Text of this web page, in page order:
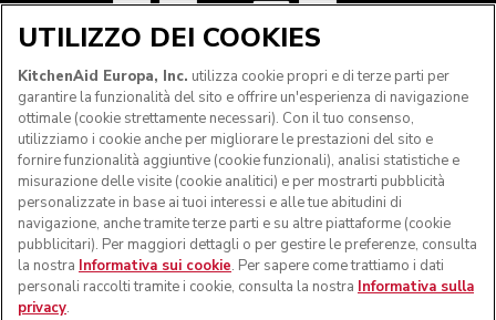
SEGUICI
UTILIZZO DEI COOKIES
KitchenAid Europa, Inc. utilizza cookie propri e di terze parti per
garantire la funzionalità del sito e offrire un'esperienza di navigazione
ottimale (cookie strettamente necessari). Con il tuo consenso,
utilizziamo i cookie anche per migliorare le prestazioni del sito e
fornire funzionalità aggiuntive (cookie funzionali), analisi statistiche e
misurazione delle visite (cookie analitici) e per mostrarti pubblicità
personalizzate in base ai tuoi interessi e alle tue abitudini di
navigazione, anche tramite terze parti e su altre piattaforme (cookie
pubblicitari). Per maggiori dettagli o per gestire le preferenze, consulta
la nostra Informativa sui cookie. Per sapere come trattiamo i dati
personali raccolti tramite i cookie, consulta la nostra Informativa sulla
privacy.